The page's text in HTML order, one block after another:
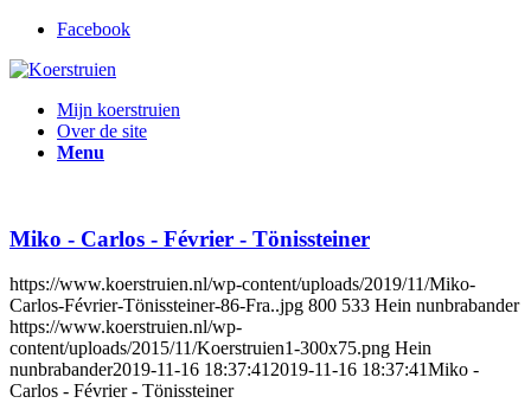
Facebook
Mijn koerstruien
Over de site
Menu
Miko - Carlos - Février - Tönissteiner
https://www.koerstruien.nl/wp-content/uploads/2019/11/Miko-
Carlos-Février-Tönissteiner-86-Fra..jpg 800 533 Hein nunbrabander
https://www.koerstruien.nl/wp-
content/uploads/2015/11/Koerstruien1-300x75.png Hein
nunbrabander2019-11-16 18:37:412019-11-16 18:37:41Miko -
Carlos - Février - Tönissteiner